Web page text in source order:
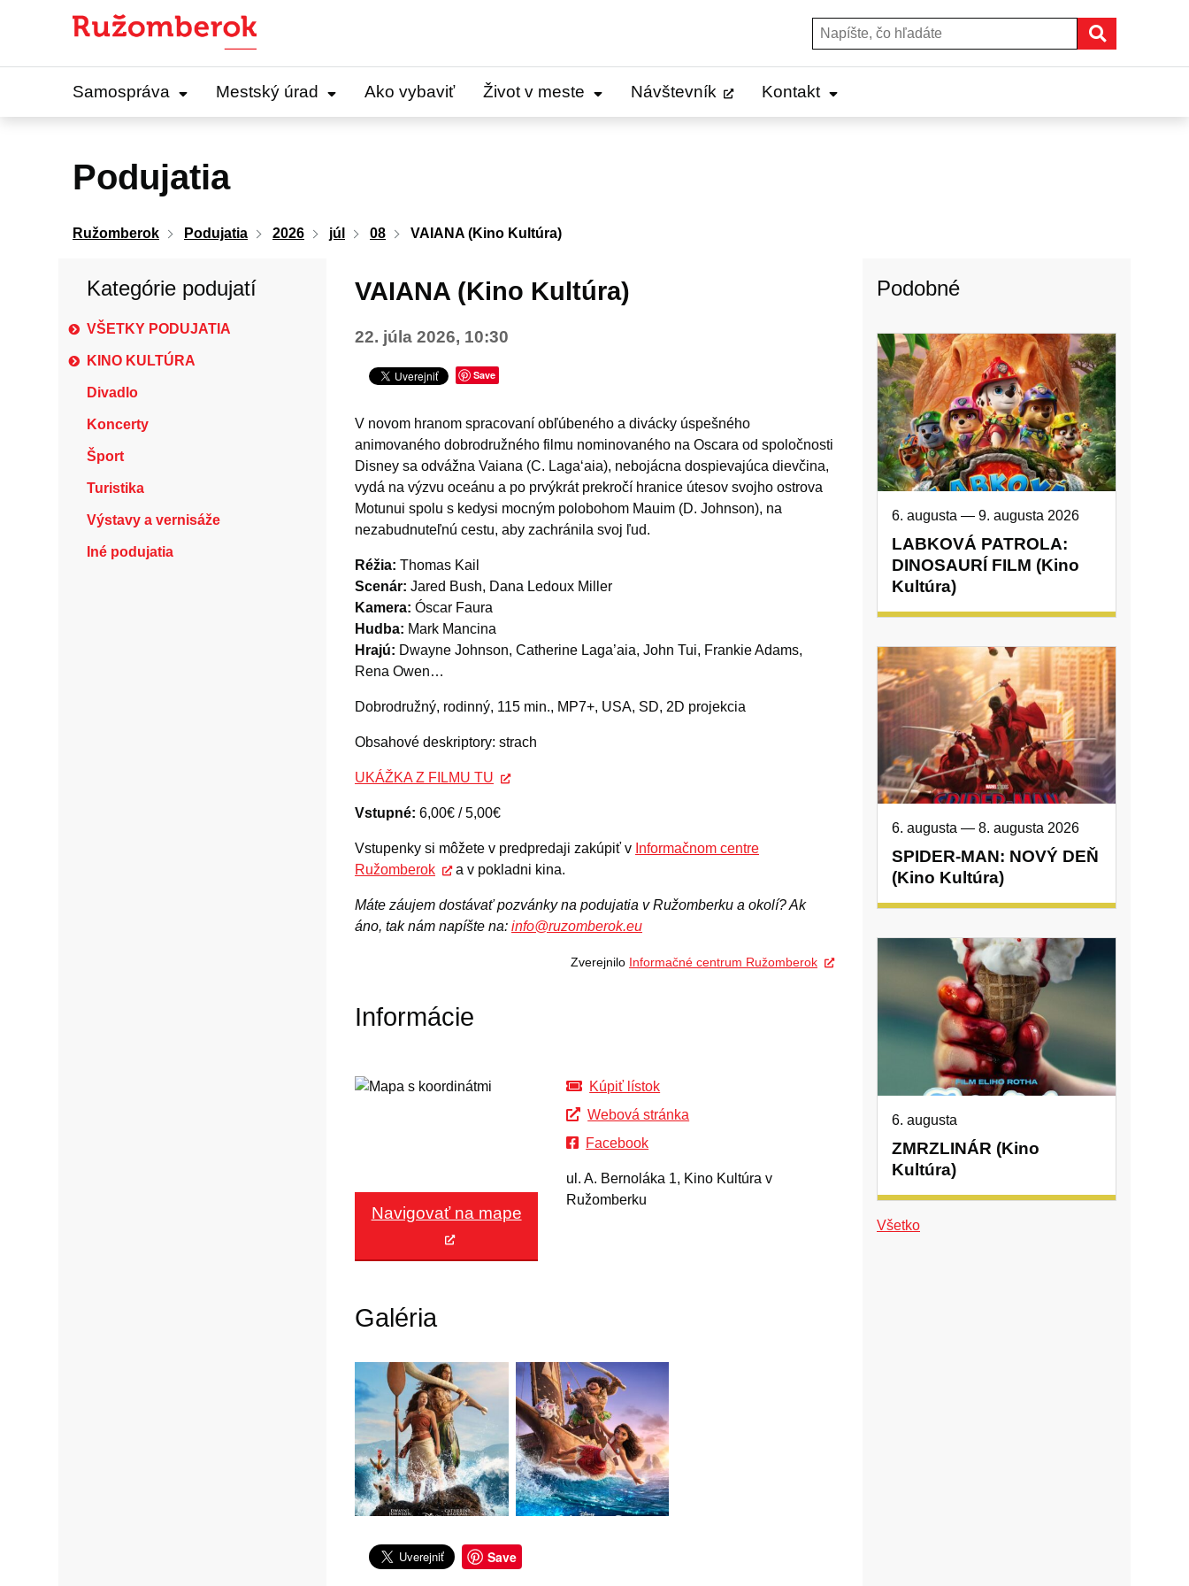
Hľadať:
Samospráva Mestský úrad Ako vybaviť Život v meste Návštevník Kontakt
Podujatia
Ružomberok Podujatia 2026 júl 08 VAIANA (Kino Kultúra)
Kategórie podujatí
VŠETKY PODUJATIA
KINO KULTÚRA
Divadlo
Koncerty
Šport
Turistika
Výstavy a vernisáže
Iné podujatia
VAIANA (Kino Kultúra)
22. júla 2026, 10:30
Save
V novom hranom spracovaní obľúbeného a divácky úspešného
animovaného dobrodružného filmu nominovaného na Oscara od spoločnosti
Disney sa odvážna Vaiana (C. Lagaʻaia), nebojácna dospievajúca dievčina,
vydá na výzvu oceánu a po prvýkrát prekročí hranice útesov svojho ostrova
Motunui spolu s kedysi mocným polobohom Mauim (D. Johnson), na
nezabudnuteľnú cestu, aby zachránila svoj ľud.
Réžia: Thomas Kail
Scenár: Jared Bush, Dana Ledoux Miller
Kamera: Óscar Faura
Hudba: Mark Mancina
Hrajú: Dwayne Johnson, Catherine Laga’aia, John Tui, Frankie Adams,
Rena Owen…
Dobrodružný, rodinný, 115 min., MP7+, USA, SD, 2D projekcia
Obsahové deskriptory: strach
UKÁŽKA Z FILMU TU
Vstupné: 6,00€ / 5,00€
Vstupenky si môžete v predpredaji zakúpiť v Informačnom centre
Ružomberok
a v pokladni kina.
Máte záujem dostávať pozvánky na podujatia v Ružomberku a okolí? Ak
áno, tak nám napíšte na: info@ruzomberok.eu
Zverejnilo Informačné centrum Ružomberok
Informácie
Navigovať na mape
Kúpiť lístok
Webová stránka
Facebook
ul. A. Bernoláka 1, Kino Kultúra v
Ružomberku
Galéria
Save
Podobné
LABKOVÁ PATROLA:
DINOSAURÍ FILM (Kino
Kultúra)
6. augusta — 9. augusta 2026
SPIDER-MAN: NOVÝ DEŇ
(Kino Kultúra)
6. augusta — 8. augusta 2026
ZMRZLINÁR (Kino
Kultúra)
6. augusta
Všetko